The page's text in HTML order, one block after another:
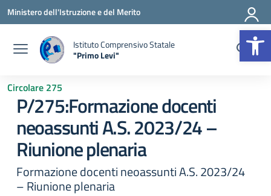
Vai ai contenuti
Vai al menu di navigazione
Vai al footer
Ministero dell'Istruzione e del Merito
Istituto Comprensivo Statale
"Primo Levi"
Circolare 275
P/275:Formazione docenti
neoassunti A.S. 2023/24 –
Riunione plenaria
Formazione docenti neoassunti A.S. 2023/24
– Riunione plenaria